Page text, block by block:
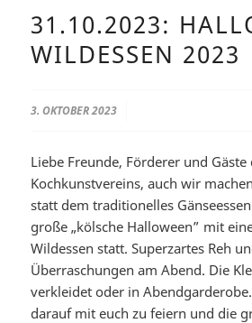
31.10.2023:
WILDESSEN 2023
3. OKTOBER 2023
Liebe Freunde, Förderer und Gäste
Kochkunstvereins, auch wir
statt dem traditionelles
große „kölsche Halloween” mit
Wildessen statt. Superzartes Reh
Überraschungen am Abend. Die
verkleidet oder in
darauf mit euch zu feiern und die